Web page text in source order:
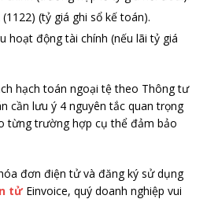
(tỷ giá ghi sổ kế toán).
hoạt động tài chính (nếu lãi tỷ giá
hạch toán ngoại tệ theo Thông tư
cần lưu ý 4 nguyên tắc quan trọng
từng trường hợp cụ thể đảm bảo
đơn điện tử và đăng ký sử dụng
tửEinvoice, quý doanh nghiệp vui